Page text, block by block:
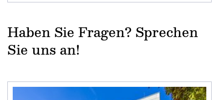
Haben Sie Fragen? Sprechen
Sie uns an!